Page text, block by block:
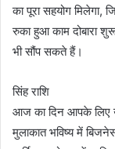
का पूरा सहयोग
रुका हुआ काम दोबारा
भी सौंप सकते हैं।
सिंह राशि
आज का दिन आपके लिए
मुलाकात भविष्य में